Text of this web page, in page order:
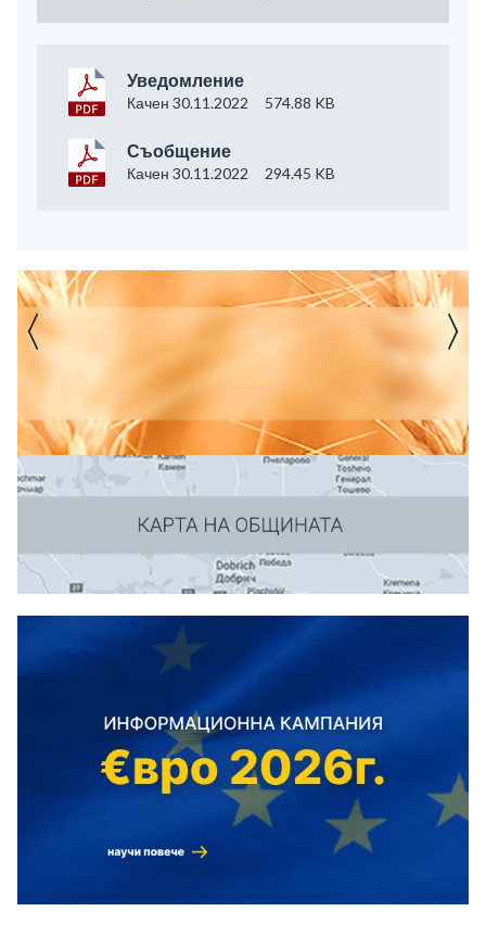
Уведомление
Качен 30.11.2022 574.88 KB
Съобщение
Качен 30.11.2022 294.45 KB